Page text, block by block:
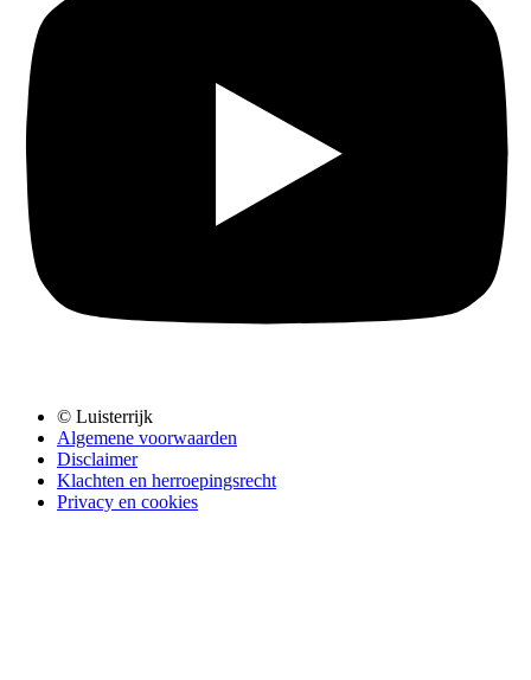
© Luisterrijk
Algemene voorwaarden
Disclaimer
Klachten en herroepingsrecht
Privacy en cookies